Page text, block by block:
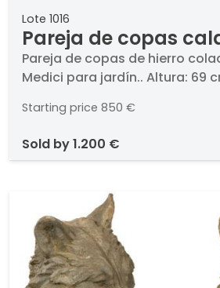
Lote 1016
Pareja de copas
hierro para jardín.
Pareja de copas de hierro
Medici para jardín.. Altura: 69
Starting price 850 €
sold by1.200 €